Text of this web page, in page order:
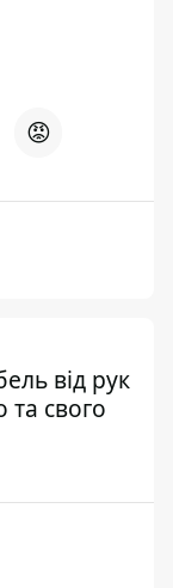
😡
від рук
та свого